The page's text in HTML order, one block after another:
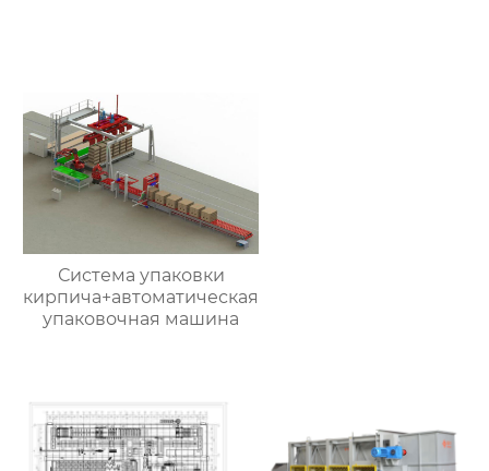
Система упаковки
кирпича+автоматическая
упаковочная машина